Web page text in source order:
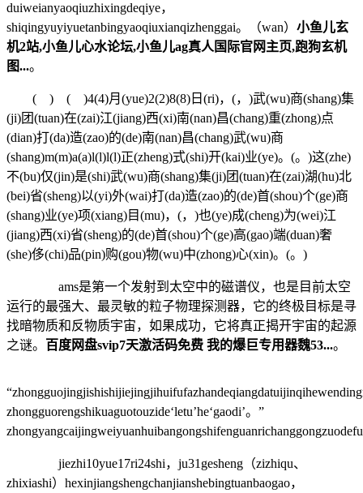
duiweianyaoqiuzhixingdeqiye，
shiqingyuyiyuetanbingyaoqiuxianqizhenggai。（wan） 小鱼儿玄
机2站,小鱼儿心水论坛,小鱼儿ag真人国际官网主页,跑狗玄机
图...。
( ) ( )4(4)月(yue)2(2)8(8)日(ri)，(，)武(wu)商(shang)集
(ji)团(tuan)在(zai)江(jiang)西(xi)南(nan)昌(chang)重(zhong)点
(dian)打(da)造(zao)的(de)南(nan)昌(chang)武(wu)商
(shang)m(m)a(a)l(l)l(l)正(zheng)式(shi)开(kai)业(ye)。(。)这(zhe)
不(bu)仅(jin)是(shi)武(wu)商(shang)集(ji)团(tuan)在(zai)湖(hu)北
(bei)省(sheng)以(yi)外(wai)打(da)造(zao)的(de)首(shou)个(ge)商
(shang)业(ye)项(xiang)目(mu)，(，)也(ye)成(cheng)为(wei)江
(jiang)西(xi)省(sheng)的(de)首(shou)个(ge)高(gao)端(duan)奢
(she)侈(chi)品(pin)购(gou)物(wu)中(zhong)心(xin)。(。)
ams是第一个发射到太空中的磁谱仪，也是目前太空
运行的最强大、最灵敏的粒子物理探测器，它的终极目标是寻
找暗物质和反物质宇宙，如果成功，它将真正揭开宇宙的起源
之谜。 百度网盘svip7天激活码免费 我的爆巨专用器魏53...。
zhongguorengshikuaguotouzide‘letu’he‘gaodi’。”
jiezhi10yue17ri24shi，ju31gesheng（zizhiqu、
zhixiashi）hexinjiangshengchanjianshebingtuanbaogao，